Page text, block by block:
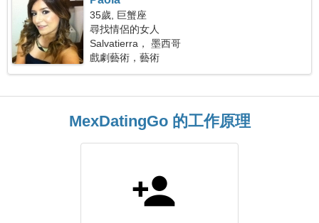
35歲, 巨蟹座
尋找情侶的女人
Salvatierra， 墨西哥
戲劇藝術，藝術
MexDatingGo 的工作原理